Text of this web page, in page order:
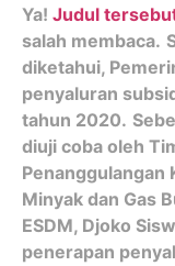
Ya! Judul
salah membaca.
diketahui,
penyaluran
tahun 2020.
diuji coba oleh
Penanggulangan
Minyak dan Gas
ESDM, Djoko
penerapan